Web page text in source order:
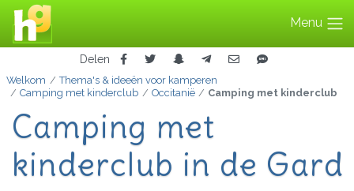
Menu
Delen
Welkom
Thema's & ideeën voor kamperen
Camping met kinderclub
Occitanië Camping met kinderclub
Camping met
kinderclub in de Gard